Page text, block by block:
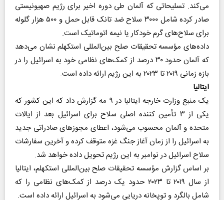
می‌کند. تسلیحاتی که آلمان طی دوره اخیر برای رژیم صهیونیستی
صادر کرده شامل ۳۰۰۰ سلاح ضد تانک قابل حمل و ۵۰۰ هزار گلوله
برای سلاح‌های گرم خودکار یا نیمه اتوماتیک است.
داده‌های مؤسسه تحقیقات صلح بین‌المللی استکهلم نشان می‌دهد
که آلمان حدود ۳۰ درصد از کمک‌های نظامی خود به اسرائیل را در
بازه زمانی ۲۰۱۹ تا ۲۰۲۳ به این رژیم ارائه داده است.
ایتالیا
یک منبع وزارت خارجه ایتالیا در ۹ مه گزارش داد که این کشور که
یکی از ۳ تأمین کننده اصلی سلاح برای اسرائیل بعد از ایالات
متحده و آلمان محسوب می‌شود، اعطای مجوزهای صادراتی جدید
به اسرائیل را از زمان آغاز جنگ غزه متوقف کرده و آخرین سفارشات
سلاح اسرائیل در نوامبر به این رژیم تحویل داده خواهد شد.
بر اساس گزارش مؤسسه تحقیقات صلح بین‌المللی استکهلم، ایتالیا
از سال ۲۰۱۹ تا ۲۰۲۳ حدود یک درصد از کمک‌های نظامی را که
شامل بالگرد و توپخانه دریایی می‌شود به اسرائیل ارائه داده است.